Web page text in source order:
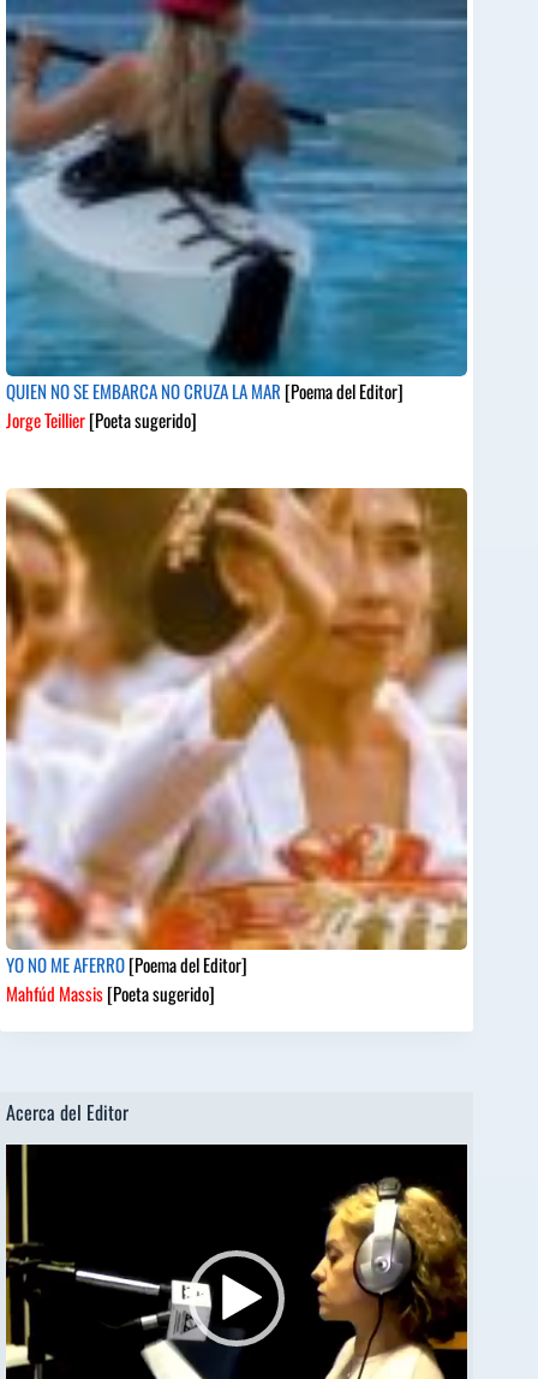
QUIEN NO SE EMBARCA NO CRUZA LA MAR [Poema del Editor]
Jorge Teillier[Poeta sugerido]
YO NO ME AFERRO[Poema del Editor]
Mahfúd Massis[Poeta sugerido]
Acerca del Editor
de
vídeo